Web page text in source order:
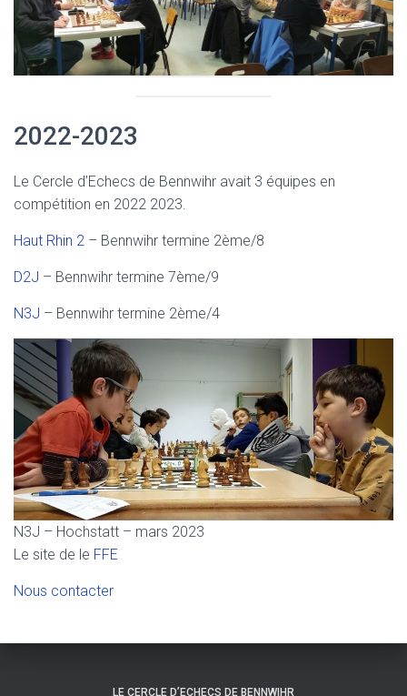
2022-2023
Le Cercle d’Echecs de Bennwihr avait 3 équipes en
compétition en 2022 2023.
Haut Rhin 2 – Bennwihr termine 2ème/8
D2J – Bennwihr termine 7ème/9
N3J – Bennwihr termine 2ème/4
N3J – Hochstatt – mars 2023
Le site de le FFE
Nous contacter
LE CERCLE D’ECHECS DE BENNWIHR